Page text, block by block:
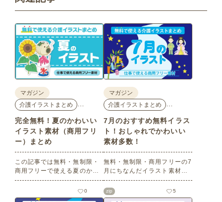
マガジン
介護イラストまとめ
完全無料！夏のかわいい
イラスト素材（商用フリ
ー）まとめ
この記事では無料・無制限・
商用フリーで使える夏のかわ
いいイラスト素材を多数ご紹
介いたします。夏の花である
ひまわりや朝顔、夏祭り、花
0
マガジン
介護イラストまとめ
7月のおすすめ無料イラス
ト！おしゃれでかわいい
素材多数！
無料・無制限・商用フリーの7
月にちなんだイラスト素材を
多数ご紹介します。どれも印
刷に適した解像度で、点数制
限なしで自由に使える素材ば
zip 5